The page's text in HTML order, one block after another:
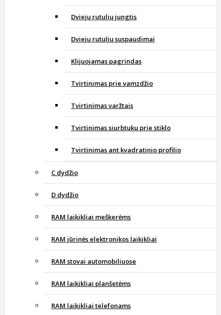
Dviejų rutulių jungtis
Dviejų rutulių suspaudimai
Klijuojamas pagrindas
Tvirtinimas prie vamzdžio
Tvirtinimas varžtais
Tvirtinimas siurbtuku prie stiklo
Tvirtinimas ant kvadratinio profilio
C dydžio
D dydžio
RAM laikikliai meškerėms
RAM jūrinės elektronikos laikikliai
RAM stovai automobiliuose
RAM laikikliai planšetėms
RAM laikikliai telefonams